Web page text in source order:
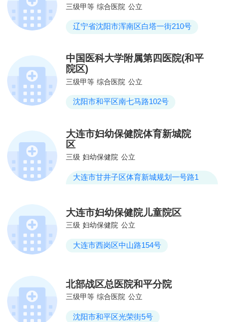
三级甲等 综合医院 公立
辽宁省沈阳市浑南区白塔一街210号
中国医科大学附属第四医院(和平
院区)
三级甲等 综合医院 公立
沈阳市和平区南七马路102号
大连市妇幼保健院体育新城院
区
三级 妇幼保健院 公立
大连市甘井子区体育新城规划一号路1
大连市妇幼保健院儿童院区
三级 妇幼保健院 公立
大连市西岗区中山路154号
北部战区总医院和平分院
三级甲等 综合医院 公立
沈阳市和平区光荣街5号